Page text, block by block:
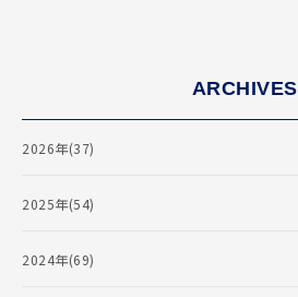
ARCHIVES
2026年(37)
2025年(54)
2024年(69)